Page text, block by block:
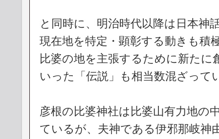
と同時に、明治時代以降は日本神
現在地を特定・顕彰する動きも積
比婆の地を主張するために新たに
いった「伝説」も相当数混ざって
彦根の比婆神社は比婆山有力地の
ているが、夫神である伊邪那岐神